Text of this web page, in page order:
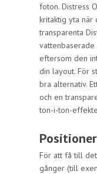
foton. Distress
kritaktig yta när
transparenta
eftersom den
din layout. För
bra alternativ.
och en
ton-i-ton-
För att få till
gånger (till